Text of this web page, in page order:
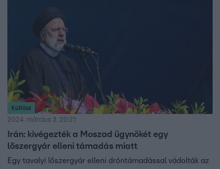
Külföld
2024. március 3. 20:21
Irán: kivégezték a Moszad ügynökét egy
lőszergyár elleni támadás miatt
Egy tavalyi lőszergyár elleni dróntámadással vádolták az